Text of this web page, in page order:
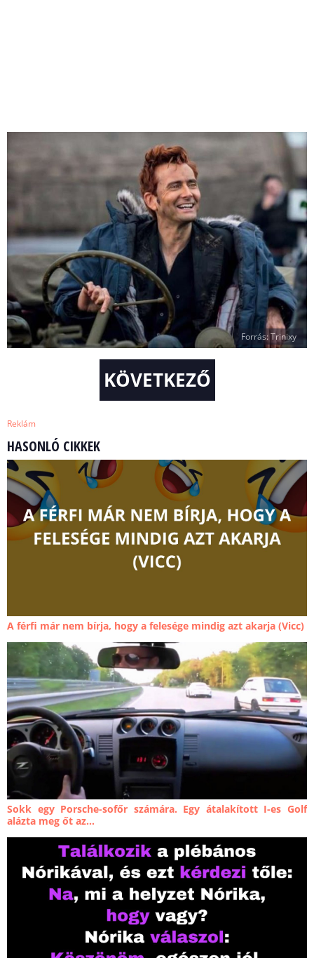
Forrás: Trinixy
KÖVETKEZŐ
Reklám
HASONLÓ CIKKEK
A férfi már nem bírja, hogy a felesége mindig azt akarja (Vicc)
Sokk egy Porsche-sofőr számára. Egy átalakított I-es Golf
alázta meg őt az...